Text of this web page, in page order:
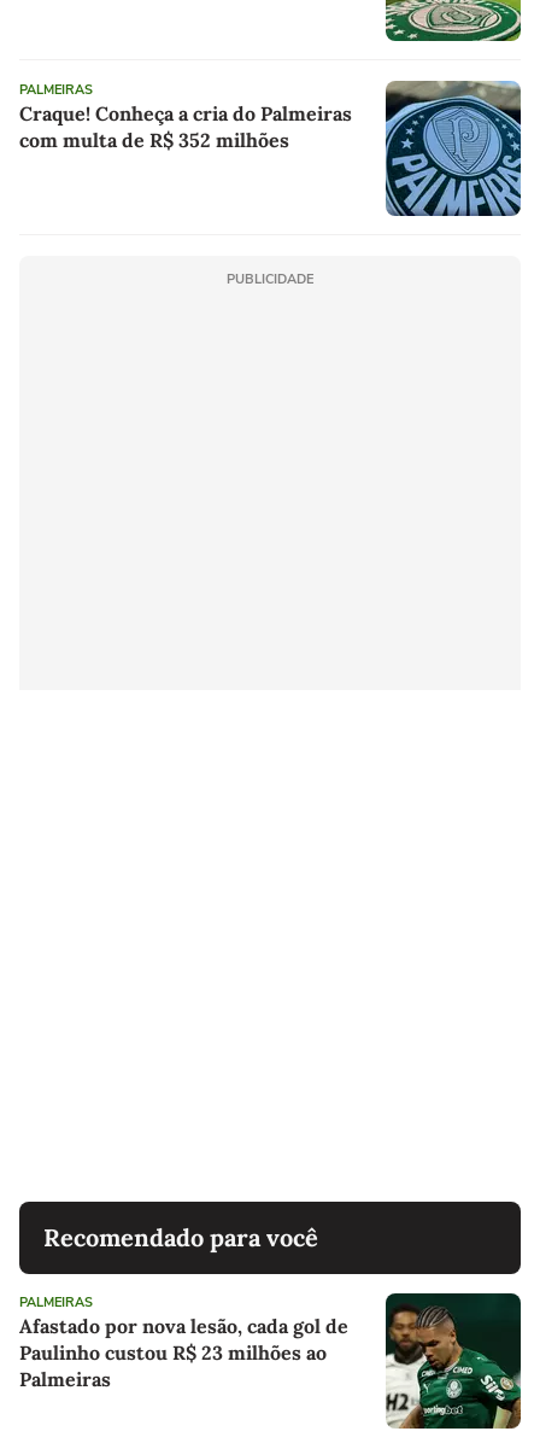
PALMEIRAS
Craque! Conheça a cria do Palmeiras
com multa de R$ 352 milhões
PUBLICIDADE
Recomendado para você
PALMEIRAS
Afastado por nova lesão, cada gol de
Paulinho custou R$ 23 milhões ao
Palmeiras